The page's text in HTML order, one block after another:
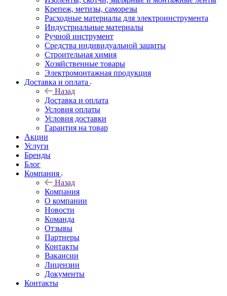
Крепеж, метизы, саморезы
Расходные материалы для электроинструмента
Индустриальные материалы
Ручной инструмент
Средства индивидуальной защиты
Строительная химия
Хозяйственные товары
Электромонтажная продукция
Доставка и оплата
Назад
Доставка и оплата
Условия оплаты
Условия доставки
Гарантия на товар
Акции
Услуги
Бренды
Блог
Компания
Назад
Компания
О компании
Новости
Команда
Отзывы
Партнеры
Контакты
Вакансии
Лицензии
Документы
Контакты